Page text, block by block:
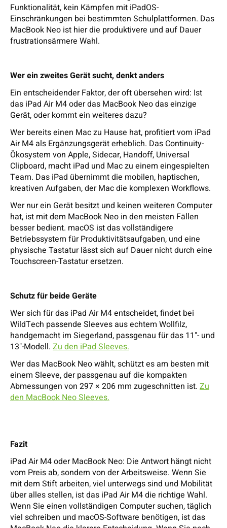
Funktionalität, kein Kämpfen mit iPadOS-
Einschränkungen bei bestimmten Schulplattformen. Das
MacBook Neo ist hier die produktivere und auf Dauer
frustrationsärmere Wahl.
Wer ein zweites Gerät sucht, denkt anders
Ein entscheidender Faktor, der oft übersehen wird: Ist
das iPad Air M4 oder das MacBook Neo das einzige
Gerät, oder kommt ein weiteres dazu?
Wer bereits einen Mac zu Hause hat, profitiert vom iPad
Air M4 als Ergänzungsgerät erheblich. Das Continuity-
Ökosystem von Apple, Sidecar, Handoff, Universal
Clipboard, macht iPad und Mac zu einem eingespielten
Team. Das iPad übernimmt die mobilen, haptischen,
kreativen Aufgaben, der Mac die komplexen Workflows.
Wer nur ein Gerät besitzt und keinen weiteren Computer
hat, ist mit dem MacBook Neo in den meisten Fällen
besser bedient. macOS ist das vollständigere
Betriebssystem für Produktivitätsaufgaben, und eine
physische Tastatur lässt sich auf Dauer nicht durch eine
Touchscreen-Tastatur ersetzen.
Schutz für beide Geräte
Wer sich für das iPad Air M4 entscheidet, findet bei
WildTech passende Sleeves aus echtem Wollfilz,
handgemacht im Siegerland, passgenau für das 11"- und
13"-Modell. Zu den iPad Sleeves.
Wer das MacBook Neo wählt, schützt es am besten mit
einem Sleeve, der passgenau auf die kompakten
Abmessungen von 297 × 206 mm zugeschnitten ist. Zu
den MacBook Neo Sleeves.
Fazit
iPad Air M4 oder MacBook Neo: Die Antwort hängt nicht
vom Preis ab, sondern von der Arbeitsweise. Wenn Sie
mit dem Stift arbeiten, viel unterwegs sind und Mobilität
über alles stellen, ist das iPad Air M4 die richtige Wahl.
Wenn Sie einen vollständigen Computer suchen, täglich
viel schreiben und macOS-Software benötigen, ist das